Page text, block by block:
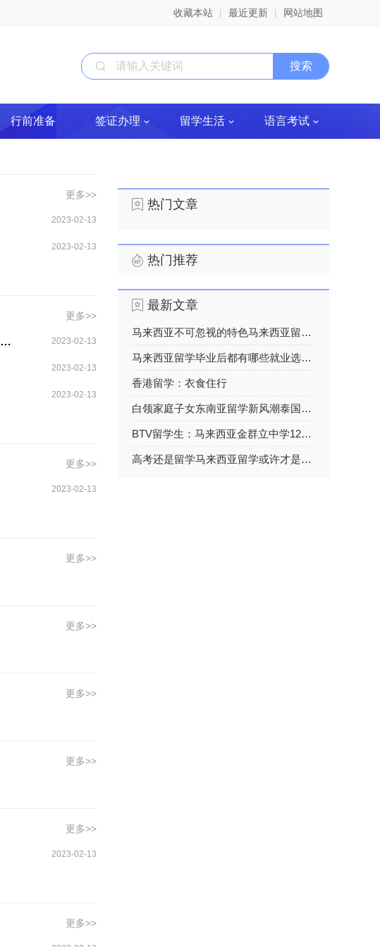
收藏本站 | 最近更新 | 网站地图
行前准备 签证办理 留学生活 语言考试
更多>>
2023-02-13
2023-02-13
更多>>
BTV留学生：马来西亚金群立中学12年级学生留学规划选择父母擅长的专业吗？ 2023-02-13
2023-02-13
2023-02-13
更多>>
2023-02-13
更多>>
更多>>
更多>>
更多>>
更多>>
2023-02-13
更多>>
热门文章
热门推荐
最新文章
马来西亚不可忽视的特色马来西亚留学需要注意的事
马来西亚留学毕业后都有哪些就业选择呢？
香港留学：衣食住行
白领家庭子女东南亚留学新风潮泰国马来西亚大比拼
BTV留学生：马来西亚金群立中学12年级学生留学规划选择父母擅长的专业吗？
高考还是留学马来西亚留学或许才是你人生的跳板!